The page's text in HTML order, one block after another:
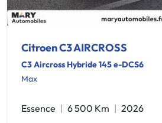
Citroen C3 AIRCROSS
C3 Aircross Hybride 145 e-DCS6
Max
Essence 6 500 Km
2026